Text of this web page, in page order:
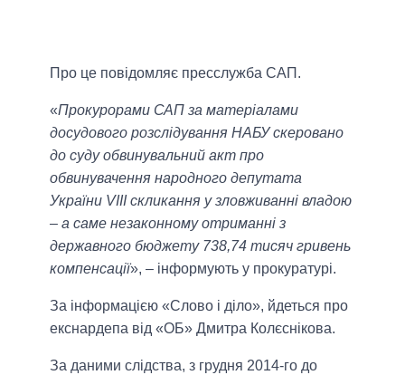
Про це повідомляє пресслужба САП.
«Прокурорами САП за матеріалами
досудового розслідування НАБУ скеровано
до суду обвинувальний акт про
обвинувачення народного депутата
України VIII скликання у зловживанні владою
– а саме незаконному отриманні з
державного бюджету 738,74 тисяч гривень
компенсації», – інформують у прокуратурі.
За інформацією «Слово і діло», йдеться про
екснардепа від «ОБ» Дмитра Колєснікова.
За даними слідства, з грудня 2014-го до